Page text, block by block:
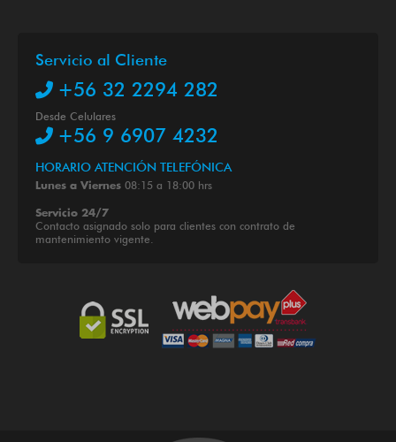
Servicio al Cliente
+56 32 2294 282
Desde Celulares
+56 9 6907 4232
HORARIO ATENCIÓN TELEFÓNICA
Lunes a Viernes 08:15 a 18:00 hrs
Servicio 24/7
Contacto asignado solo para clientes con contrato de
mantenimiento vigente.